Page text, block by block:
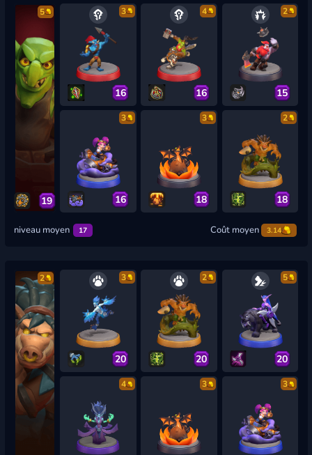
5
19
3
16
4
16
2
15
3
16
3
18
2
18
niveau moyen 17 Coût moyen 3.14
2 3
20
2
20
5
20
4 3 3